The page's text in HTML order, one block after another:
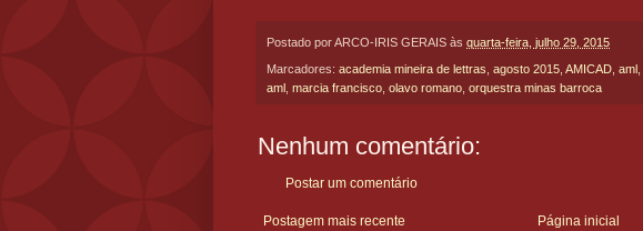
Postado porARCO-IRIS GERAIS às quarta-feira, julho 29, 2015
Marcadores: academia mineira de lettras agosto 2015 AMICAD aml
aml
marcia francisco olavo romano orquestra minas barroca
Nenhum comentário:
Postar um comentário
Postagem mais recente
Página inicial